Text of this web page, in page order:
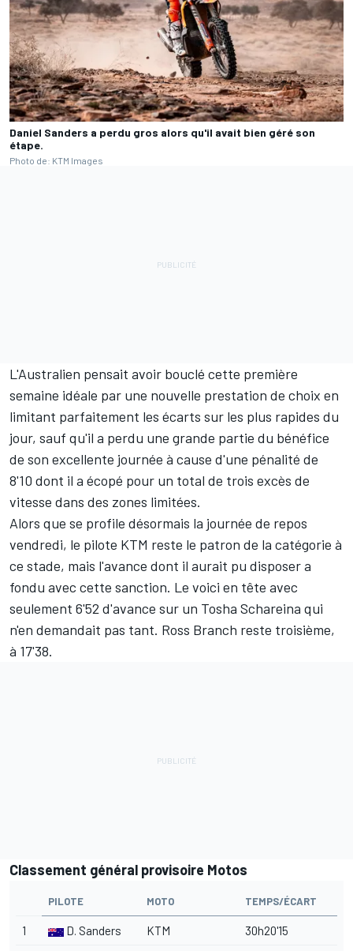
Daniel Sanders a perdu gros alors qu'il avait bien géré son
étape.
Photo de: KTM Images
L'Australien pensait avoir bouclé cette première
semaine idéale par une nouvelle prestation de choix en
limitant parfaitement les écarts sur les plus rapides du
jour, sauf qu'il a perdu une grande partie du bénéfice
de son excellente journée à cause d'une pénalité de
8'10 dont il a écopé pour un total de trois excès de
vitesse dans des zones limitées.
Alors que se profile désormais la journée de repos
vendredi, le pilote KTM reste le patron de la catégorie à
ce stade, mais l'avance dont il aurait pu disposer a
fondu avec cette sanction. Le voici en tête avec
seulement 6'52 d'avance sur un Tosha Schareina qui
n'en demandait pas tant. Ross Branch reste troisième,
à 17'38.
Classement général provisoire Motos
PILOTE MOTO TEMPS/ÉCART
1 D. Sanders KTM 30h20'15